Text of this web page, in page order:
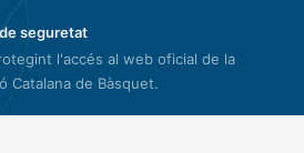
seguretat
l'accés al web oficial de la
Catalana de Bàsquet.